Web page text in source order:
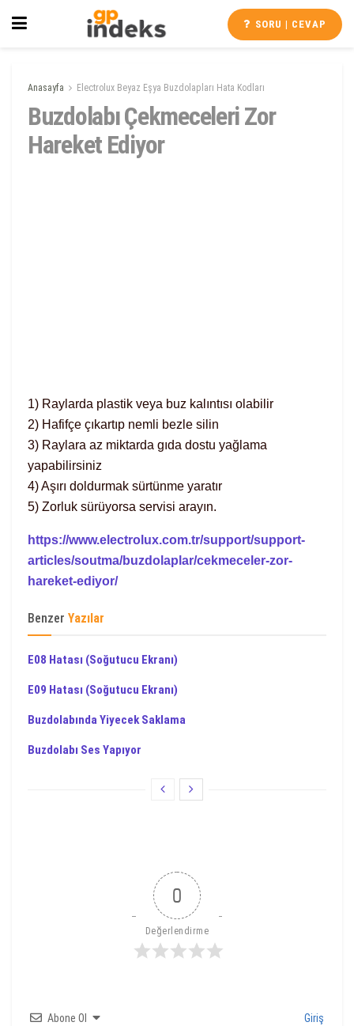
SORU | CEVAP
Anasayfa Electrolux Beyaz Eşya Buzdolapları Hata Kodları
Buzdolabı Çekmeceleri Zor
Hareket Ediyor
1) Raylarda plastik veya buz kalıntısı olabilir
2) Hafifçe çıkartıp nemli bezle silin
3) Raylara az miktarda gıda dostu yağlama
yapabilirsiniz
4) Aşırı doldurmak sürtünme yaratır
5) Zorluk sürüyorsa servisi arayın.
https://www.electrolux.com.tr/support/support-
articles/soutma/buzdolaplar/cekmeceler-zor-
hareket-ediyor/
Benzer Yazılar
E08 Hatası (Soğutucu Ekranı)
E09 Hatası (Soğutucu Ekranı)
Buzdolabında Yiyecek Saklama
Buzdolabı Ses Yapıyor
0
Değerlendirme
Abone Ol Giriş